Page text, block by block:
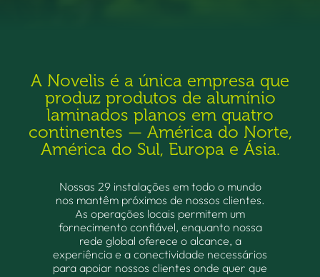
A Novelis é a única empresa que
produz produtos de alumínio
laminados planos em quatro
continentes — América do Norte,
América do Sul, Europa e Ásia.
Nossas 29 instalações em todo o mundo
nos mantêm próximos de nossos clientes.
As operações locais permitem um
fornecimento confiável, enquanto nossa
rede global oferece o alcance, a
experiência e a conectividade necessários
para apoiar nossos clientes onde quer que